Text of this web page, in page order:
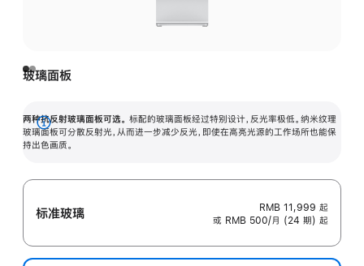
玻璃面板
两种抗反射玻璃面板可选。 标配的玻璃面板经过特别设计，反光率极低。纳米纹理
玻璃面板可分散反射光，从而进一步减少反光，即使在高亮光源的工作场所也能保
持出色画质。
展
开
标准玻璃 RMB 11,999 起
或 RMB 500/月 (24 期) 起